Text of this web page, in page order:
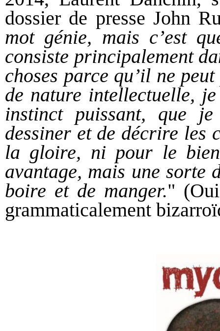
dossier de presse John
mot génie, mais c’est
consiste principalement
choses parce qu’il ne
de nature intellectuelle,
instinct puissant, que
dessiner et de décrire les
la gloire, ni pour le
avantage, mais une sorte
boire et de manger."
grammaticalement